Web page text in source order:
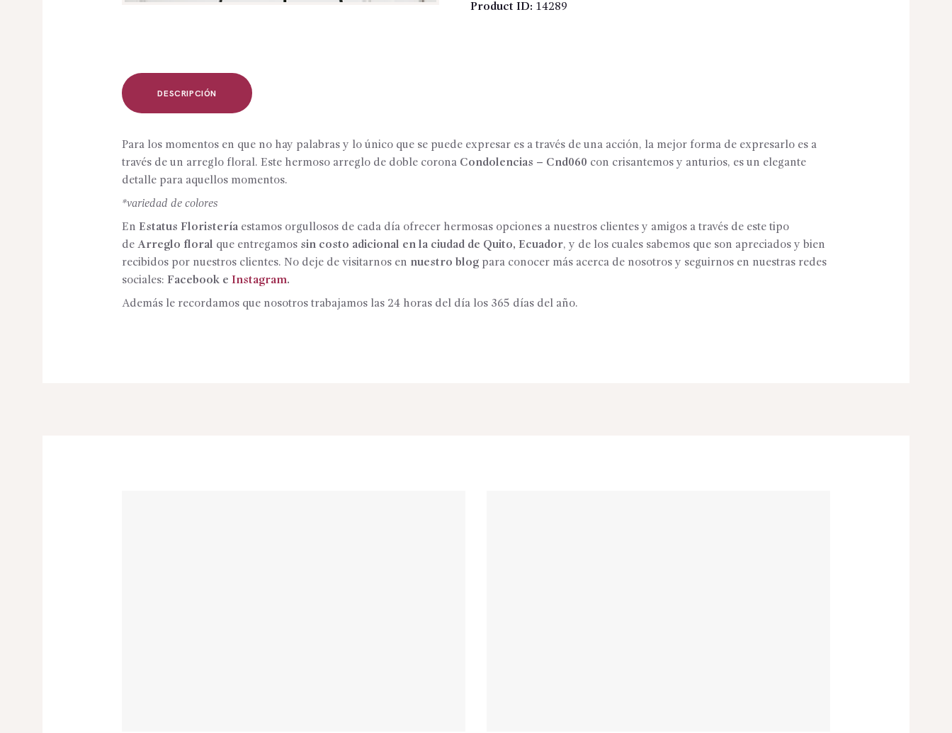
Product ID: 14289
DESCRIPCIÓN
Para los momentos en que no hay palabras y lo único que se puede expresar es a través de una acción, la mejor forma de expresarlo es a
través de un arreglo floral. Este hermoso arreglo de doble corona Condolencias – Cnd060 con crisantemos y anturios, es un elegante
detalle para aquellos momentos.
*variedad de colores
En Estatus Floristería estamos orgullosos de cada día ofrecer hermosas opciones a nuestros clientes y amigos a través de este tipo
de Arreglo floral que entregamos sin costo adicional en la ciudad de Quito, Ecuador, y de los cuales sabemos que son apreciados y bien
recibidos por nuestros clientes. No deje de visitarnos en nuestro blog para conocer más acerca de nosotros y seguirnos en nuestras redes
sociales: Facebook e Instagram.
Además le recordamos que nosotros trabajamos las 24 horas del día los 365 días del año.